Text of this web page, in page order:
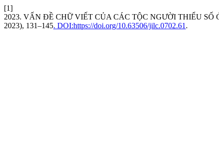
[1]
2023. VẤN ĐỀ CHỮ VIẾT CỦA CÁC TỘC NGƯỜI THIỂU
2023), 131–145. DOI:https://doi.org/10.63506/jilc.0702.61 .